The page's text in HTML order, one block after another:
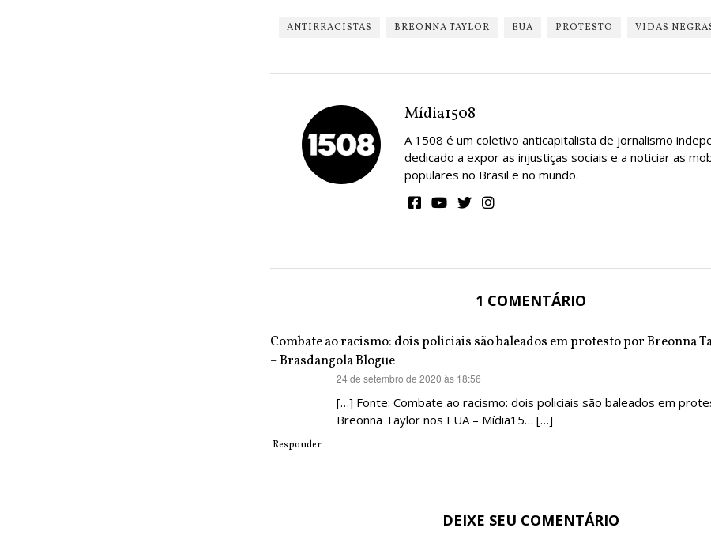
ANTIRRACISTAS BREONNA TAYLOR EUA PROTESTO VIDAS
Mídia1508
A 1508 é um coletivo anticapitalista de jornalismo
dedicado a expor as injustiças sociais e a noticiar as
populares no Brasil e no mundo.
1 COMENTÁRIO
Combate ao racismo: dois policiais são baleados em protesto por Breonna
– Brasdangola Blogue
24 de setembro de 2020 às 18:56
[…] Fonte: Combate ao racismo: dois policiais são baleados em
Breonna Taylor nos EUA – Mídia15… […]
Responder
DEIXE SEU COMENTÁRIO